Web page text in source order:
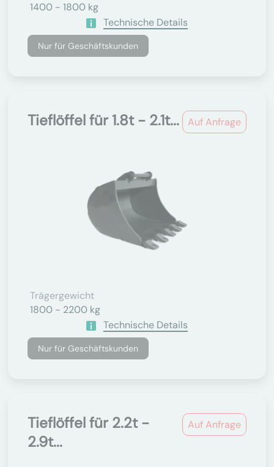
1400 - 1800 kg
Technische Details
Nur für Geschäftskunden
Auf Anfrage
Tieflöffel für 1.8t - 2.1t...
Trägergewicht
1800 - 2200 kg
Technische Details
Nur für Geschäftskunden
Auf Anfrage
Tieflöffel für 2.2t -
2.9t...